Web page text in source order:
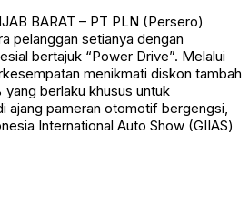
BARAT – PT PLN (Persero)
pelanggan setianya dengan
bertajuk “Power Drive”. Melalui
menikmati diskon tambah
berlaku khusus untuk
ajang pameran otomotif bergengsi,
International Auto Show (GIIAS)